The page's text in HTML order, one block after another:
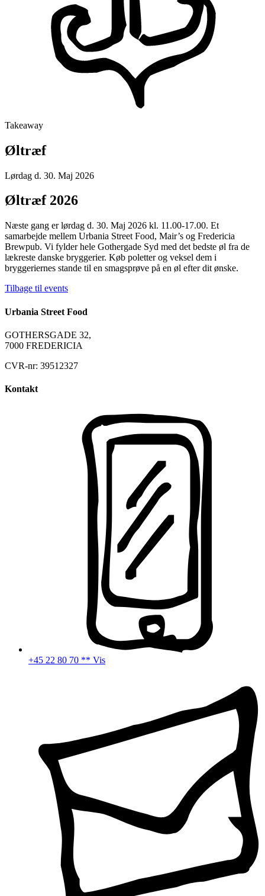
Takeaway
Øltræf
Lørdag d. 30. Maj 2026
Øltræf 2026
Næste gang er lørdag d. 30. Maj 2026 kl. 11.00-17.00. Et
samarbejde mellem Urbania Street Food, Mair’s og Fredericia
Brewpub. Vi fylder hele Gothergade Syd med det bedste øl fra de
lækreste danske bryggerier. Køb poletter og veksel dem i
bryggeriernes stande til en smagsprøve på en øl efter dit ønske.
Tilbage til events
Urbania Street Food
GOTHERSGADE 32,
7000 FREDERICIA
CVR-nr: 39512327
Kontakt
+45 22 80 70 ** Vis